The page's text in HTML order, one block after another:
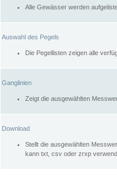
Alle Gewässer werden
Auswahl des Pegels
Die Pegellisten zeigen alle
Ganglinien
Zeigt die ausgewählten
Download
Stellt die ausgewählten
kann txt, csv oder zrxp